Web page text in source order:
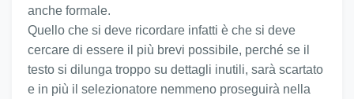
anche formale.
Quello che si deve ricordare infatti è che si deve
cercare di essere il più brevi possibile, perché se il
testo si dilunga troppo su dettagli inutili, sarà scartato
e in più il selezionatore nemmeno proseguirà nella